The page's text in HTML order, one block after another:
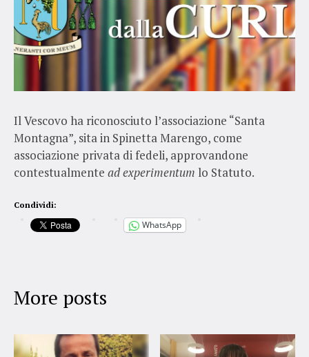
Il Vescovo ha riconosciuto l’associazione “Santa
Montagna”, sita in Spinetta Marengo, come
associazione privata di fedeli, approvandone
contestualmente ad experimentum lo Statuto.
Condividi:
WhatsApp
More posts